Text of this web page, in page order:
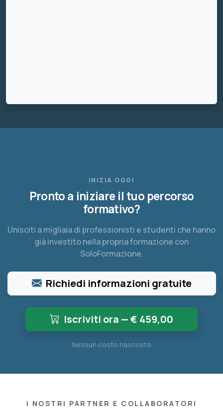
INIZIA OGGI
Pronto a iniziare il tuo percorso
formativo?
Unisciti a migliaia di professionisti e studenti che hanno
già investito nella propria formazione con
SoloFormazione.
Richiedi informazioni gratuite
Iscriviti ora — € 459,00
Nessun costo nascosto
I NOSTRI PARTNER E COLLABORATORI